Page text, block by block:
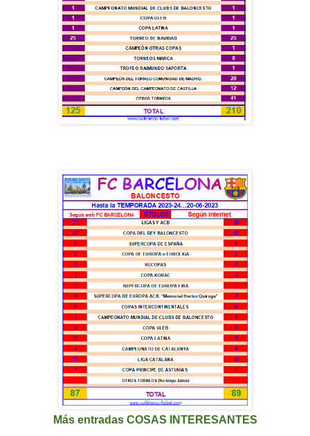
Más entradas COSAS INTERESANTES